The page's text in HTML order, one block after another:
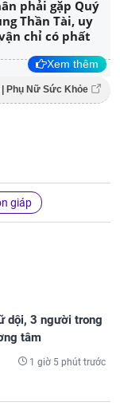
phải gặp Quý
Thần Tài, uy
chỉ có phất
Xem thêm
Phụ Nữ Sức Khỏe
giáp
dội, 3 người trong
tâm
1 giờ 5 phút trước